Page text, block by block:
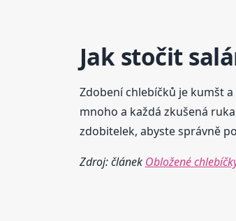
Jak stočit
Zdobení chlebíčků je kumšt
mnoho a každá zkušená
zdobitelek, abyste správně
Zdroj: článek Obložené